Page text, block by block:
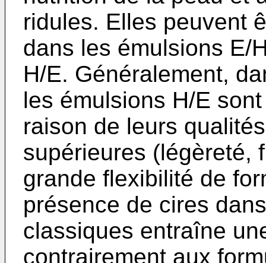
ridules. Elles peuvent
dans les émulsions E/
H/E. Généralement,
les émulsions H/E
raison de leurs
supérieures (légèreté,
grande flexibilité de
présence de cires
classiques entraîne
contrairement aux